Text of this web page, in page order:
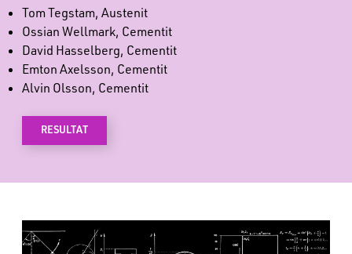
Tom Tegstam, Austenit
Ossian Wellmark, Cementit
David Hasselberg, Cementit
Emton Axelsson, Cementit
Alvin Olsson, Cementit
RESULTAT